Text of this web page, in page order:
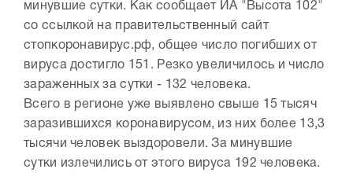
минувшие сутки. Как сообщает ИА "Высота 102"
со ссылкой на правительственный сайт
стопкоронавирус.рф, общее число погибших от
вируса достигло 151. Резко увеличилось и число
зараженных за сутки - 132 человека.
Всего в регионе уже выявлено свыше 15 тысяч
заразившихся коронавирусом, из них более 13,3
тысячи человек выздоровели. За минувшие
сутки излечились от этого вируса 192 человека.